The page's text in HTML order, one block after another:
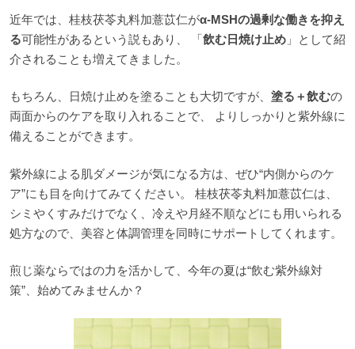
近年では、桂枝茯苓丸料加薏苡仁がα-MSHの過剰な働きを抑え
る可能性があるという説もあり、 「飲む日焼け止め 」として紹
介されることも増えてきました。
もちろん、日焼け止めを塗ることも大切ですが、 塗る＋飲むの
両面からのケアを取り入れることで、 よりしっかりと紫外線に
備えることができます。
紫外線による肌ダメージが気になる方は、ぜひ“内側からのケ
ア”にも目を向けてみてください。 桂枝茯苓丸料加薏苡仁は、
シミやくすみだけでなく、冷えや月経不順などにも用いられる
処方なので、美容と体調管理を同時にサポートしてくれます。
煎じ薬ならではの力を活かして、今年の夏は“飲む紫外線対
策”、始めてみませんか？